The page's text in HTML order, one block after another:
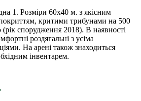
1. Розміри 60х40 м. з якісним
критими трибунами на 500
(рік спорудження 2018). В наявності
роздягальні з усіма
На арені також знаходиться
інвентарем.